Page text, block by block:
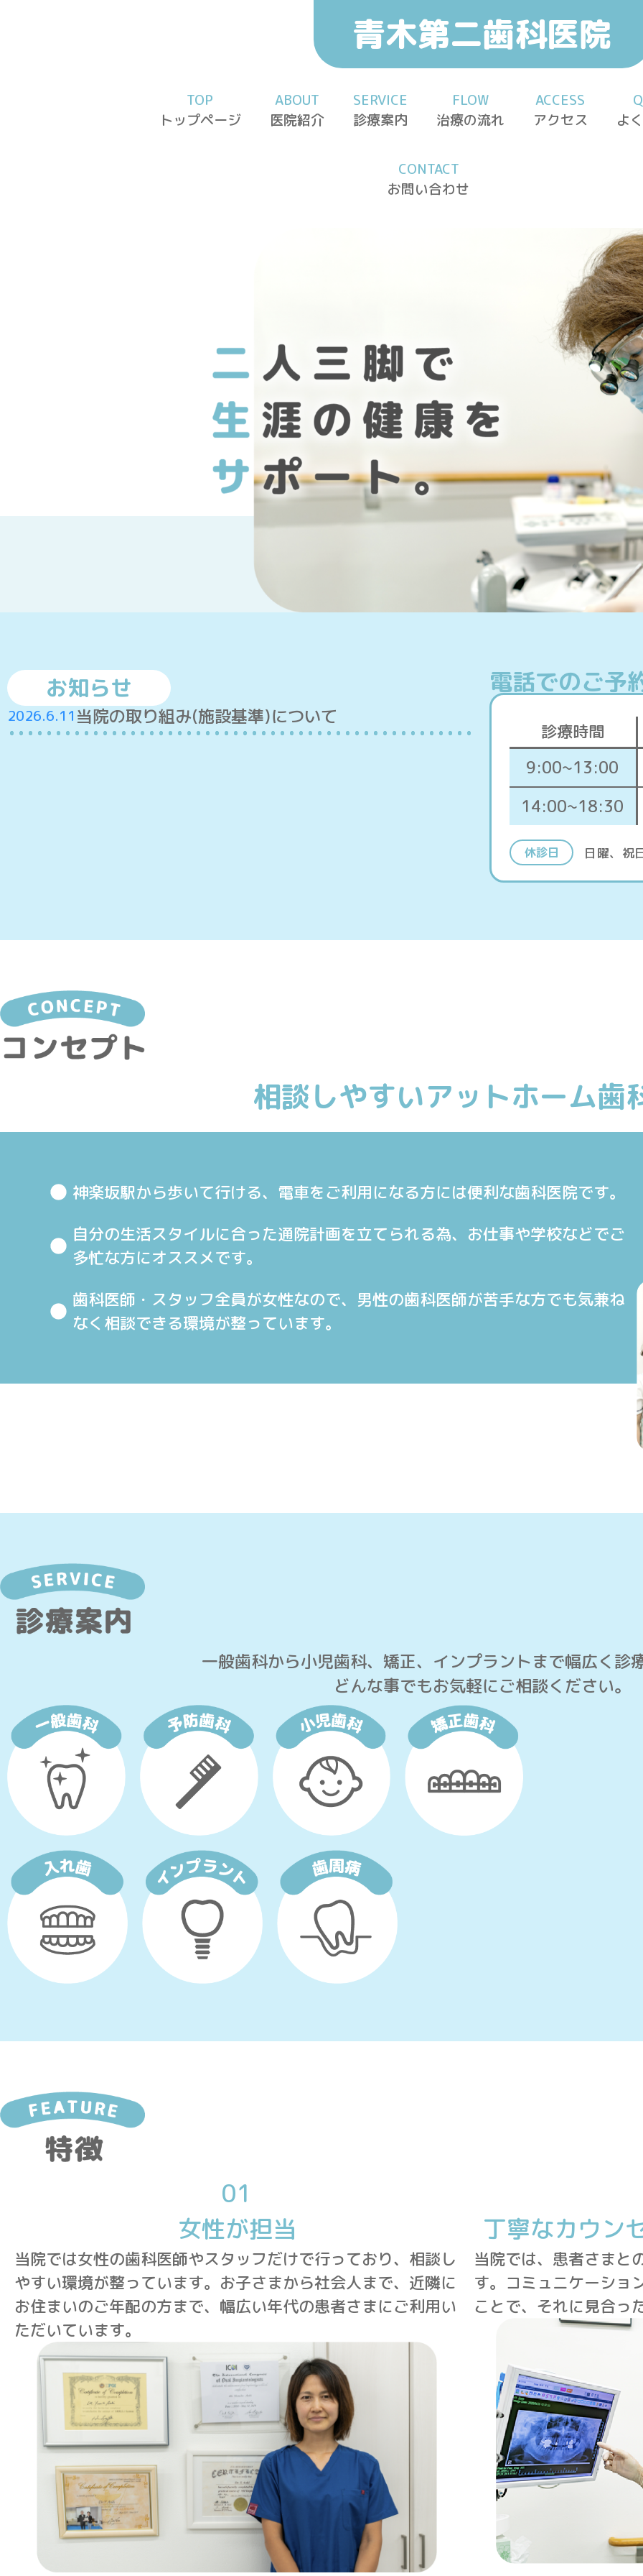
青木第二歯科医院
TOP
トップページ
ABOUT
医院紹介
SERVICE
診療案内
FLOW
治療の流れ
ACCESS
アクセス
よ
CONTACT
お問い合わせ
お知らせ
当院の取り組み(施設基準)について
2026.6.11
電話でのご
診療時間
9:00~13:00
14:00~18:30
休診日 日曜、祝
相談しやすいアットホーム歯
神楽坂駅から歩いて行ける、電車をご利用になる方には便利な歯科医院です。
自分の生活スタイルに合った通院計画を立てられる為、お仕事や学校などでご
多忙な方にオススメです。
歯科医師・スタッフ全員が女性なので、男性の歯科医師が苦手な方でも気兼ね
なく相談できる環境が整っています。
一般歯科から小児歯科、矯正、インプラントまで幅広く診
どんな事でもお気軽にご相談ください。
01
女性が担当
当院では女性の歯科医師やスタッフだけで行っており、相談し
やすい環境が整っています。お子さまから社会人まで、近隣に
お住まいのご年配の方まで、幅広い年代の患者さまにご利用い
ただいています。
丁寧なカウン
当院では、患者さまと
す。コミュニケーショ
ことで、それに見合っ